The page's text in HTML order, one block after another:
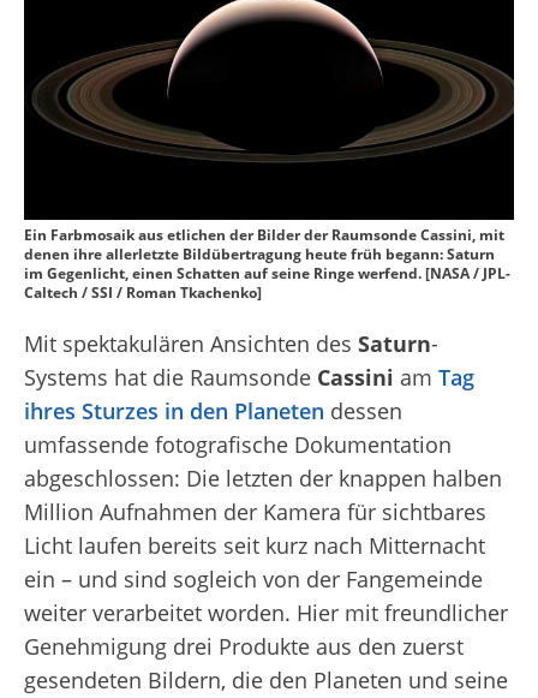
Ein Farbmosaik aus etlichen der Bilder der Raumsonde Cassini, mit
denen ihre allerletzte Bildübertragung heute früh begann: Saturn
im Gegenlicht, einen Schatten auf seine Ringe werfend. [NASA / JPL-
Caltech / SSI / Roman Tkachenko]
Mit spektakulären Ansichten des Saturn-
Systems hat die Raumsonde Cassini am Tag
ihres Sturzes in den Planeten dessen
umfassende fotografische Dokumentation
abgeschlossen: Die letzten der knappen halben
Million Aufnahmen der Kamera für sichtbares
Licht laufen bereits seit kurz nach Mitternacht
ein – und sind sogleich von der Fangemeinde
weiter verarbeitet worden. Hier mit freundlicher
Genehmigung drei Produkte aus den zuerst
gesendeten Bildern, die den Planeten und seine